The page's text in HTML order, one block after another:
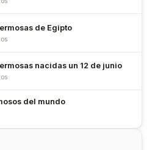
de Egipto
nacidas un 12 de junio
del mundo